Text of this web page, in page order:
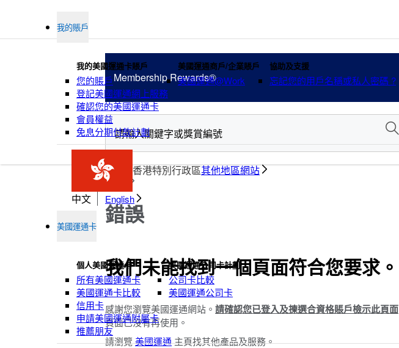
我的賬戶
我的美國運通卡賬戶
您的賬戶
登記美國運通網上服務
確認您的美國運通卡
會員權益
免息分期付款計劃
美國運通商戶/企業賬戶
美國運通@Work
協助及支援
忘記您的用戶名稱或私人密碼 ?
香港特別行政區其他地區網站
中文 English
美國運通卡
個人美國運通卡
所有美國運通卡
美國運通卡比較
信用卡
申請美國運通附屬卡
推薦朋友
美國運通公司卡計劃
公司卡比較
美國運通公司卡
MembershipRewards®
積分
獎賞
錯誤
我們未能找到一個頁面符合您要求。
感謝您瀏覽美國運通網站。 請確認您已登入及揀選合資格賬戶檢示此頁面
頁面已沒有再使用。
請瀏覽美國運通主頁找其他產品及服務。